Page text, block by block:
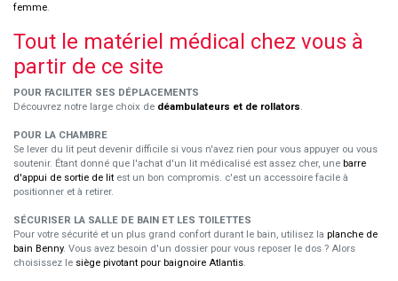
femme.
Tout le matériel médical chez vous à
partir de ce site
POUR FACILITER SES DÉPLACEMENTS
Découvrez notre large choix de déambulateurs et de rollators.
POUR LA CHAMBRE
Se lever du lit peut devenir difficile si vous n'avez rien pour vous appuyer ou vous
soutenir. Étant donné que l'achat d'un lit médicalisé est assez cher, une barre
d'appui de sortie de lit est un bon compromis. c'est un accessoire facile à
positionner et à retirer.
SÉCURISER LA SALLE DE BAIN ET LES TOILETTES
Pour votre sécurité et un plus grand confort durant le bain, utilisez la planche de
bain Benny. Vous avez besoin d'un dossier pour vous reposer le dos ? Alors
choisissez le siège pivotant pour baignoire Atlantis.